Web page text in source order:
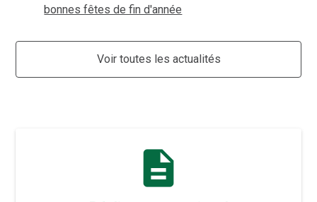
bonnes fêtes de fin d'année
Voir toutes les actualités
description